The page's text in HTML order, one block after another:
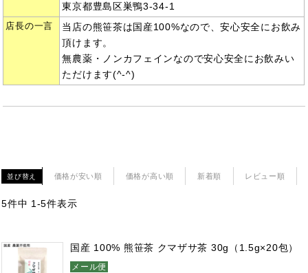
東京都豊島区巣鴨3-34-1
店長の一言
当店の熊笹茶は国産100%なので、安心安全にお飲み
頂けます。
無農薬・ノンカフェインなので安心安全にお飲みい
ただけます(^-^)
並び替え 価格が安い順 価格が高い順 新着順 レビュー順
5件中 1-5件表示
国産 100% 熊笹茶 クマザサ茶 30g（1.5g×20包）
メール便